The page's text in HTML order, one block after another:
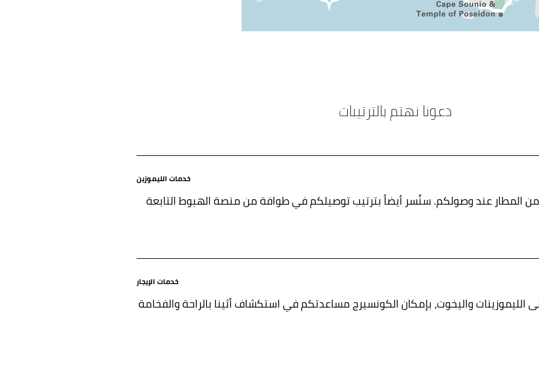
دعونا نهتم بالترتيبات
خدمات الليموزين
من المطار عند وصولكم. سنُسر أيضاً بترتيب توصيلكم في طوافة من منصة الهبوط التابعة
خدمات الإيجار
الليموزينات واليخوت، بإمكان الكونسيرج مساعدتكم في استكشاف أثينا بالراحة والفخامة